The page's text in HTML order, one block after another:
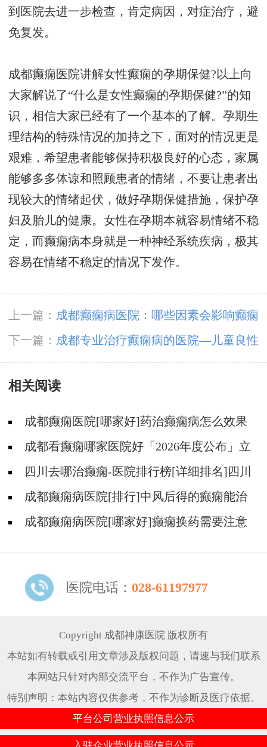
到医院去进一步检查，肯定病因，对症治疗，避
免复发。
成都癫痫医院讲解女性癫痫的孕期保健?以上向
大家解说了“什么是女性癫痫的孕期保健?”的知
识，相信大家已经有了一个基本的了解。孕期生
理结构的特殊情况的加持之下，面对的情况更是
艰难，希望患者能够保持积极良好的心态，家属
能够多多体谅和照顾患者的情绪，不要让患者出
现较大的情绪起伏，做好孕期保健措施，保护孕
妇及胎儿的健康。女性在孕期本就容易情绪不稳
定，而癫痫病本身就是一种神经系统疾病，极其
容易在情绪不稳定的情况下发作。
上一篇： 成都癫痫病医院：哪些因素会影响癫痫
治疗
下一篇： 成都专业治疗癫痫病的医院—儿童良性
癫痫有哪些症状?
相关阅读
成都癫痫医院[哪家好]药治癫痫病怎么效果
好?成都看癫痫哪家医院好「2026年度公布」立
冬后癫痫病人应多注意什么?
四川去哪治癫痫-医院排行榜[详细排名]四川
哪儿能有效治疗癫痫?
成都癫痫病医院[排行]中风后得的癫痫能治
吗
成都癫痫病医院[哪家好]癫痫换药需要注意
医院电话： 028-61197977
Copyright 成都神康医院 版权所有
本站如有转载或引用文章涉及版权问题，请速与我们联系
本网站只针对内部交流平台，不作为广告宣传。
特别声明：本站内容仅供参考，不作为诊断及医疗依据。
平台公司营业执照信息公示